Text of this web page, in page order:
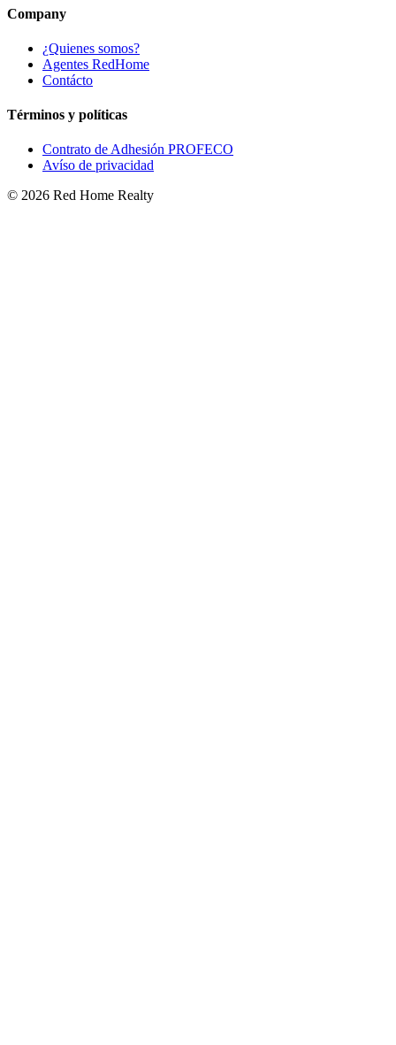
Company
¿Quienes somos?
Agentes RedHome
Contácto
Términos y políticas
Contrato de Adhesión PROFECO
Avíso de privacidad
© 2026 Red Home Realty